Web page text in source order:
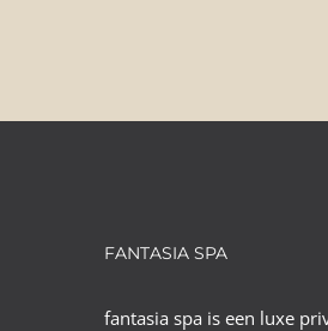
FANTASIA SPA
fantasia spa is een luxe